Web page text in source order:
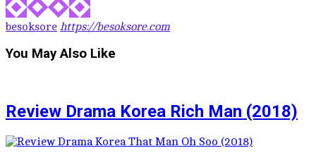
besoksore https://besoksore.com
You May Also Like
Review Drama Korea Rich Man (2018)